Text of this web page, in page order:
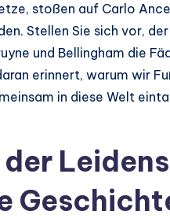
stoßen auf Carlo
Stellen Sie sich vor,
und Bellingham die
erinnert, warum wir
in diese Welt
der